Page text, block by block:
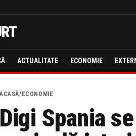
ACTUALITATE ECONOMIE
ACASĂ/ ECONOMIE
Digi Spania